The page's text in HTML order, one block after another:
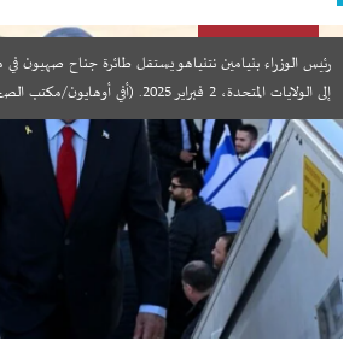
رئيس الوزراء بنيامين نتنياهو يستقل طائرة جناح صهيون
إلى الولايات المتحدة، 2 فبراير 2025. (أفي أوهايون/مكتب الصحافة الحكومي)